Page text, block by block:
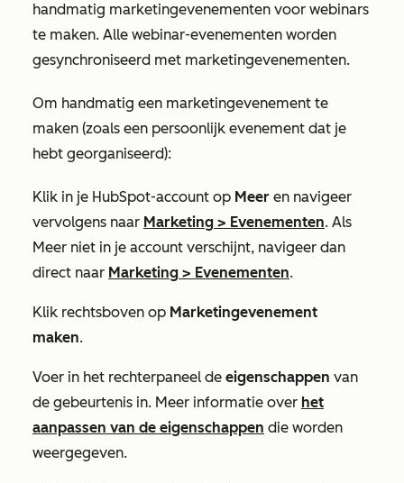
handmatig marketingevenementen voor webinars
te maken. Alle webinar-evenementen worden
gesynchroniseerd met marketingevenementen.
Om handmatig een marketingevenement te
maken (zoals een persoonlijk evenement dat je
hebt georganiseerd):
Klik in je HubSpot-account op Meer en navigeer
vervolgens naar Marketing > Evenementen. Als
Meer niet in je account verschijnt, navigeer dan
direct naar Marketing > Evenementen.
Klik rechtsboven op Marketingevenement
maken.
Voer in het rechterpaneel de eigenschappen van
de gebeurtenis in. Meer informatie over het
aanpassen van de eigenschappen die worden
weergegeven.